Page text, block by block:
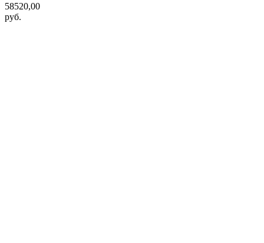
58520,00
руб.